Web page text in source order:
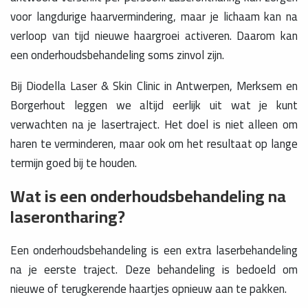
voor langdurige haarvermindering, maar je lichaam kan na
verloop van tijd nieuwe haargroei activeren. Daarom kan
een onderhoudsbehandeling soms zinvol zijn.
Bij Diodella Laser & Skin Clinic in Antwerpen, Merksem en
Borgerhout leggen we altijd eerlijk uit wat je kunt
verwachten na je lasertraject. Het doel is niet alleen om
haren te verminderen, maar ook om het resultaat op lange
termijn goed bij te houden.
Wat is een onderhoudsbehandeling na
laserontharing?
Een onderhoudsbehandeling is een extra laserbehandeling
na je eerste traject. Deze behandeling is bedoeld om
nieuwe of terugkerende haartjes opnieuw aan te pakken.